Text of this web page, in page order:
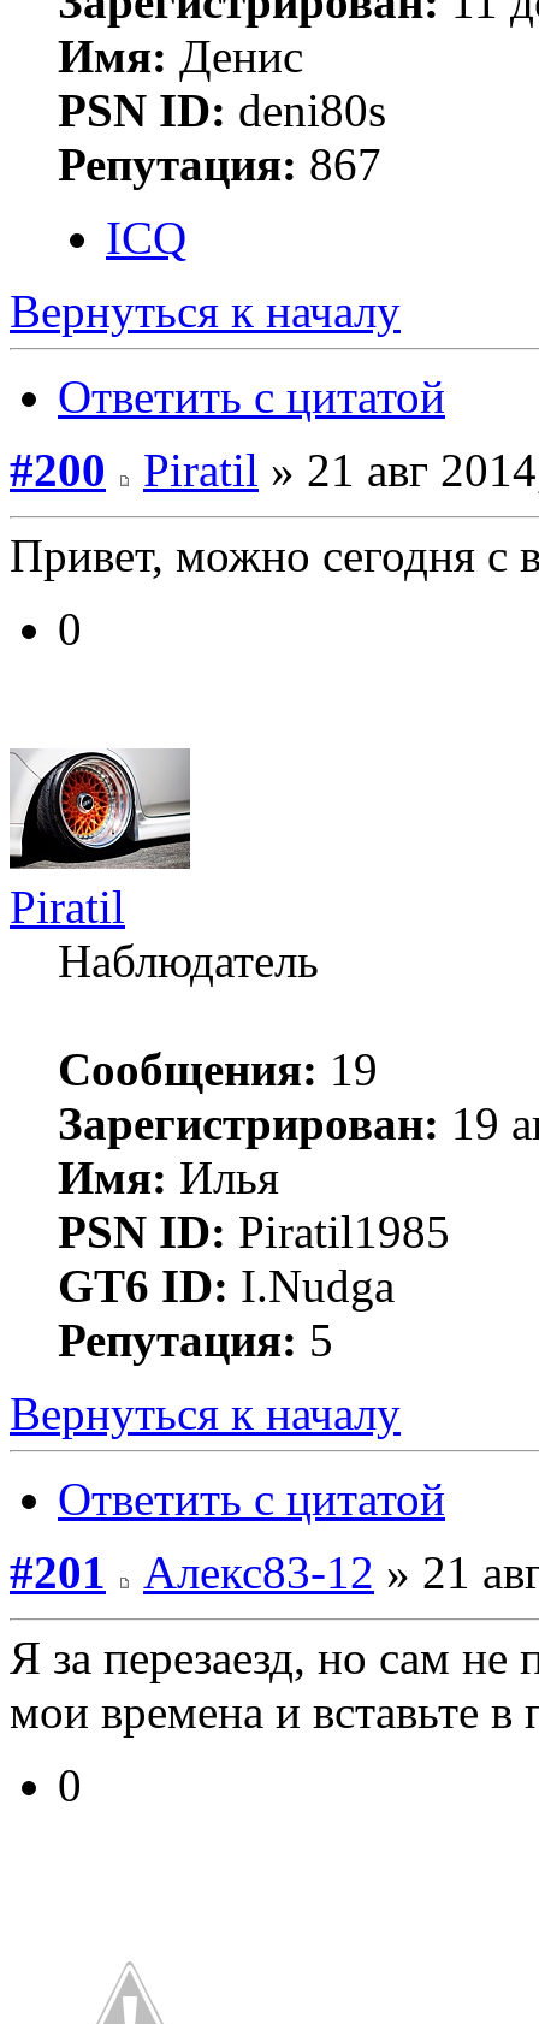
Имя: Денис
PSN ID: deni80s
Репутация: 867
ICQ
Вернуться к началу
Ответить с цитатой
#200
Piratil » 21 авг
Привет, можно сегодня с
0
Piratil
Наблюдатель
Сообщения: 19
Зарегистрирован: 19
Имя: Илья
PSN ID: Piratil1985
GT6 ID: I.Nudga
Репутация: 5
Вернуться к началу
Ответить с цитатой
#201
Алекс83-12 » 21
Я за перезаезд, но сам
мои времена и вставьте в
0